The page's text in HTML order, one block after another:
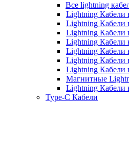
Все lightning
Lightning Кабели
Lightning Кабели
Lightning Кабели
Lightning Кабели
Lightning Кабели
Lightning Кабели
Lightning Кабели
Магнитные
Lightning Кабели
Type-C Кабели